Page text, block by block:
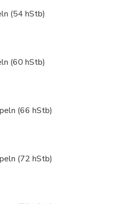
(54 hStb)
(60 hStb)
(66 hStb)
(72 hStb)